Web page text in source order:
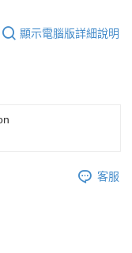
顯示電腦版詳細說明
客服